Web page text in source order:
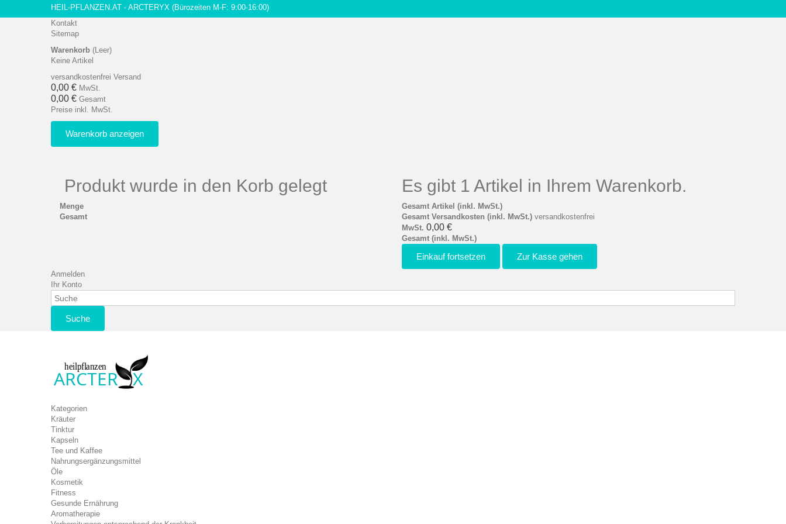
HEIL-PFLANZEN.AT - ARCTERYX (Bürozeiten M-F: 9:00-16:00)
Kontakt
Sitemap
Warenkorb (Leer)
Keine Artikel
versandkostenfrei Versand
0,00 € MwSt.
0,00 € Gesamt
Preise inkl. MwSt.
Warenkorb anzeigen
Produkt wurde in den Korb gelegt
Menge
Gesamt
Es gibt 1 Artikel in Ihrem Warenkorb.
Gesamt Artikel (inkl. MwSt.)
Gesamt Versandkosten (inkl. MwSt.) versandkostenfrei
MwSt. 0,00 €
Gesamt (inkl. MwSt.)
Einkauf fortsetzen Zur Kasse gehen
Anmelden
Ihr Konto
Suche
Kategorien
Kräuter
Tinktur
Kapseln
Tee und Kaffee
Nahrungsergänzungsmittel
Öle
Kosmetik
Fitness
Gesunde Ernährung
Aromatherapie